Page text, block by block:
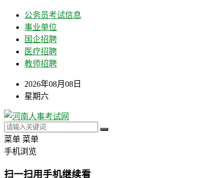
公务员考试信息
事业单位
国企招聘
医疗招聘
教师招聘
2026年08月08日
星期六
菜单 菜单
手机浏览
扫一扫用手机继续看